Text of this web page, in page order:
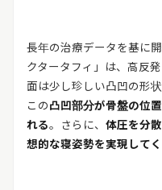
長年の治療データを基に
クタータフィ」は、高反
面は少し珍しい凸凹の形状
この凸凹部分が骨盤の位
れる。さらに、 体圧を分
想的な寝姿勢を実現して